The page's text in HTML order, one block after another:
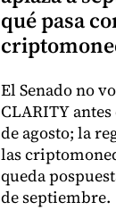
qué pasa
El Senado no
CLARITY antes
de agosto; la
las
queda
de septiembre.